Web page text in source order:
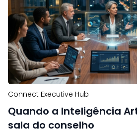
Connect Executive Hub
Quando a Inteligência
sala do conselho